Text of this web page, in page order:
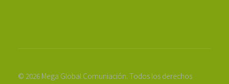
© 2026 Mega Global Comuniación. Todos los derechos